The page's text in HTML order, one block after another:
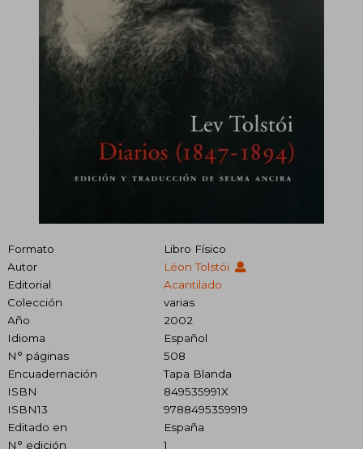
Formato
Libro Físico
Autor
Léon Tolstói
Editorial
Acantilado
Colección
varias
Año
2002
Idioma
Español
N° páginas
508
Encuadernación
Tapa Blanda
ISBN
849535991X
ISBN13
9788495359919
Editado en
España
N° edición
1